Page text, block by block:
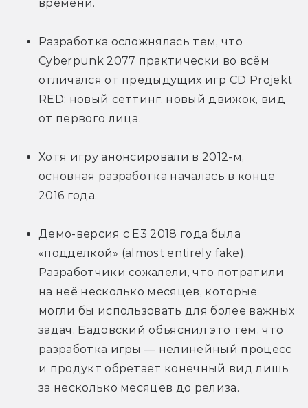
времени.
Разработка осложнялась тем, что
Cyberpunk 2077 практически во всём
отличался от предыдущих игр CD Projekt
RED: новый сеттинг, новый движок, вид
от первого лица.
Хотя игру анонсировали в 2012-м,
основная разработка началась в конце
2016 года.
Демо-версия c E3 2018 года была
«подделкой» (almost entirely fake).
Разработчики сожалели, что потратили
на неё несколько месяцев, которые
могли бы использовать для более важных
задач. Бадовский объяснил это тем, что
разработка игры — нелинейный процесс
и продукт обретает конечный вид лишь
за несколько месяцев до релиза.